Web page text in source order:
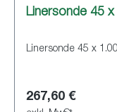
Linersonde 45
Linersonde 45 x
267,60 €